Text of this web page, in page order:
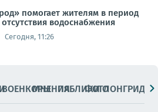
помогает жителям в период
водоснабжения
Сегодня, 11:26
ВОЕНКОРЫМНЕНИЯПАБЛИКИ
ФОТОЛОНГРИДЫ